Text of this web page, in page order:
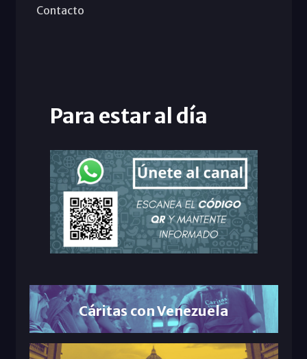
Contacto
Para estar al día
Cáritas con Venezuela